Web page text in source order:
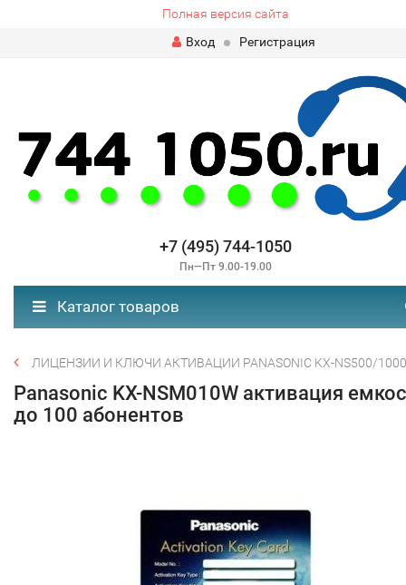
Полная версия сайта
Вход
Регистрация
+7 (495) 744-1050
Пн—Пт 9.00-19.00
Каталог товаров
ЛИЦЕНЗИИ И КЛЮЧИ АКТИВАЦИИ PANASONIC KX-NS500/
Panasonic KX-NSM010W активация
до 100 абонентов